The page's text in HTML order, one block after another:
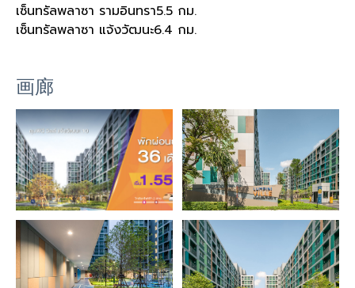
เซ็นทรัลพลาซา รามอินทรา5.5 กม.
เซ็นทรัลพลาซา แจ้งวัฒนะ6.4 กม.
画廊